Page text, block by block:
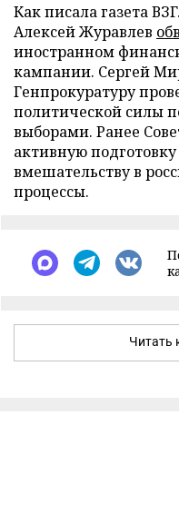
Как писала газета
Алексей Журавлев
иностранном
кампании. Сергей
Генпрокуратуру
политической силы
выборами. Ранее
активную
вмешательству в
процессы.
Читать